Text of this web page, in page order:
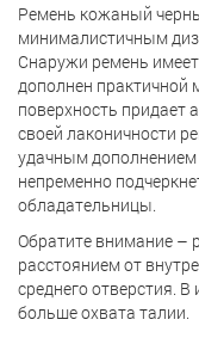
Ремень кожаный
минималистичным
Снаружи ремень
дополнен практичной
поверхность придает
своей лаконичности
удачным
непременно
обладательницы.
Обратите внимание –
расстоянием от
среднего отверстия.
больше охвата талии.